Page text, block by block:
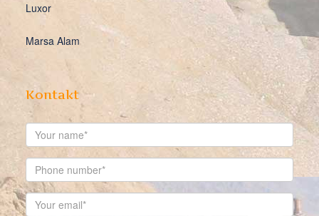
Luxor
Marsa Alam
Kontakt